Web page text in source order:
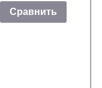
Сравнить